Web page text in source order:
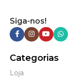
Siga-nos!
Categorias
Loja